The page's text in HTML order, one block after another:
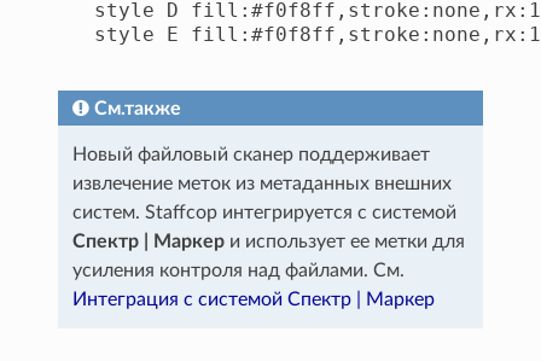
style D
style E
См.также
Новый файловый сканер поддерживает
извлечение меток из метаданных внешних
систем. Staffcop интегрируется с системой
Спектр | Маркер и использует ее метки для
усиления контроля над файлами. См.
Интеграция с системой Спектр | Маркер